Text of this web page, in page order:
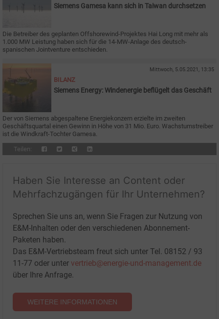
Siemens Gamesa kann sich in Taiwan durchsetzen
Die Betreiber des geplanten Offshorewind-Projektes Hai Long mit mehr als
1.000 MW Leistung haben sich für die 14-MW-Anlage des deutsch-
spanischen Jointventure entschieden.
Mittwoch, 5.05.2021, 13:35
BILANZ
Siemens Energy: Windenergie beflügelt das Geschäft
Der von Siemens abgespaltene Energiekonzern erzielte im zweiten
Geschäftsquartal einen Gewinn in Höhe von 31 Mio. Euro. Wachstumstreiber
ist die Windkraft-Tochter Gamesa.
Teilen:
Haben Sie Interesse an Content oder
Mehrfachzugängen für Ihr Unternehmen?
Sprechen Sie uns an, wenn Sie Fragen zur Nutzung von
E&M-Inhalten oder den verschiedenen Abonnement-
Paketen haben.
Das E&M-Vertriebsteam freut sich unter Tel. 08152 / 93
11-77 oder unter vertrieb@energie-und-management.de
über Ihre Anfrage.
WEITERE INFORMATIONEN